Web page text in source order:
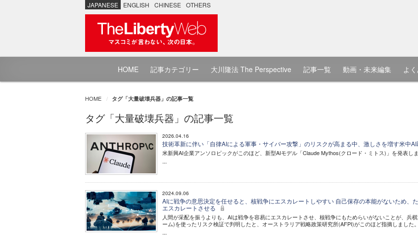
JAPANESE ENGLISH CHINESE OTHERS
HOME 記事カテゴリー 大川隆法 The Perspective 記事一覧 動画・未来編集 よ
HOME タグ「大量破壊兵器」の記事一覧
タグ「大量破壊兵器」の記事一覧
2026.04.16
技術革新に伴い「自律AIによる軍事・サイバー攻撃」のリスクが高まる中、激しさを増す米中
米新興AI企業アンソロピックがこのほど、新型AIモデル「Claude Mythos(クロード・ミトス)」を発表しま
...
2024.09.06
AIに戦争の意思決定を任せると、核戦争にエスカレートしやすい 自己保存の本能がないため、
エスカレートさせる
人間が采配を振うよりも、AIは戦争を容易にエスカレートさせ、核戦争にもためらいがないことが、兵
ーム)を使ったリスク検証で判明したと、オーストラリア戦略政策研究所(AFPI)がこのほど指摘しました。
...